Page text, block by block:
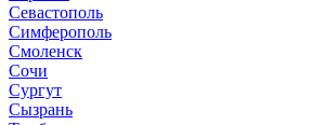
Севастополь
Симферополь
Смоленск
Сочи
Сургут
Сызрань